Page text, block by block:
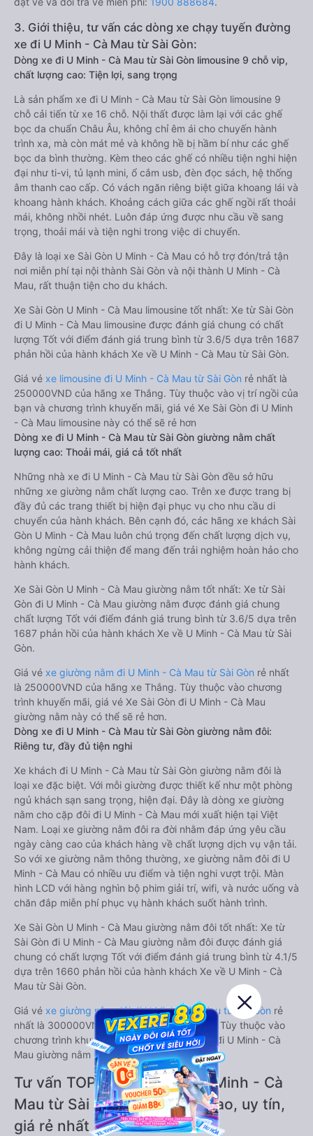
3. Giới thiệu, tư vấn các dòng xe chạy tuyến đường
xe đi U Minh - Cà Mau từ Sài Gòn:
Dòng xe đi U Minh - Cà Mau từ Sài Gòn limousine 9 chỗ vip,
chất lượng cao: Tiện lợi, sang trọng
Là sản phẩm xe đi U Minh - Cà Mau từ Sài Gòn limousine 9
chỗ cải tiến từ xe 16 chỗ. Nội thất được làm lại với các ghế
bọc da chuẩn Châu Âu, không chỉ êm ái cho chuyến hành
trình xa, mà còn mát mẻ và không hề bị hầm bí như các ghế
bọc da bình thường. Kèm theo các ghế có nhiều tiện nghi hiện
đại như ti-vi, tủ lạnh mini, ổ cắm usb, đèn đọc sách, hệ thống
âm thanh cao cấp. Có vách ngăn riêng biệt giữa khoang lái và
khoang hành khách. Khoảng cách giữa các ghế ngồi rất thoải
mái, không nhồi nhét. Luôn đáp ứng được nhu cầu về sang
trọng, thoải mái và tiện nghi trong việc di chuyển.
Đây là loại xe Sài Gòn U Minh - Cà Mau có hỗ trợ đón/trả tận
nơi miễn phí tại nội thành Sài Gòn và nội thành U Minh - Cà
Mau, rất thuận tiện cho du khách.
Xe Sài Gòn U Minh - Cà Mau limousine tốt nhất: Xe từ Sài Gòn
đi U Minh - Cà Mau limousine được đánh giá chung có chất
lượng Tốt với điểm đánh giá trung bình từ 3.6/5 dựa trên 1687
phản hồi của hành khách Xe về U Minh - Cà Mau từ Sài Gòn.
Giá vé xe limousine đi U Minh - Cà Mau từ Sài Gòn rẻ nhất là
250000VND của hãng xe Thắng. Tùy thuộc vào vị trí ngồi của
bạn và chương trình khuyến mãi, giá vé Xe Sài Gòn đi U Minh
- Cà Mau limousine này có thể sẽ rẻ hơn
Dòng xe đi U Minh - Cà Mau từ Sài Gòn giường nằm chất
lượng cao: Thoải mái, giá cả tốt nhất
Những nhà xe đi U Minh - Cà Mau từ Sài Gòn đều sở hữu
những xe giường nằm chất lượng cao. Trên xe được trang bị
đầy đủ các trang thiết bị hiện đại phục vụ cho nhu cầu di
chuyển của hành khách. Bên cạnh đó, các hãng xe khách Sài
Gòn U Minh - Cà Mau luôn chú trọng đến chất lượng dịch vụ,
không ngừng cải thiện để mang đến trải nghiệm hoàn hảo cho
hành khách.
Xe Sài Gòn U Minh - Cà Mau giường nằm tốt nhất: Xe từ Sài
Gòn đi U Minh - Cà Mau giường nằm được đánh giá chung
chất lượng Tốt với điểm đánh giá trung bình từ 3.6/5 dựa trên
1687 phản hồi của hành khách Xe về U Minh - Cà Mau từ Sài
Gòn.
Giá vé xe giường nằm đi U Minh - Cà Mau từ Sài Gòn rẻ nhất
là 250000VND của hãng xe Thắng. Tùy thuộc vào chương
trình khuyến mãi, giá vé Xe Sài Gòn đi U Minh - Cà Mau
giường nằm này có thể sẽ rẻ hơn.
Dòng xe đi U Minh - Cà Mau từ Sài Gòn giường nằm đôi:
Riêng tư, đầy đủ tiện nghi
Xe khách đi U Minh - Cà Mau từ Sài Gòn giường nằm đôi là
loại xe đặc biệt. Với mỗi giường được thiết kế như một phòng
ngủ khách sạn sang trọng, hiện đại. Đây là dòng xe giường
nằm cho cặp đôi đi U Minh - Cà Mau mới xuất hiện tại Việt
Nam. Loại xe giường nằm đôi ra đời nhằm đáp ứng yêu cầu
ngày càng cao của khách hàng về chất lượng dịch vụ vận tải.
So với xe giường nằm thông thường, xe giường nằm đôi đi U
Minh - Cà Mau có nhiều ưu điểm và tiện nghi vượt trội. Màn
hình LCD với hàng nghìn bộ phim giải trí, wifi, và nước uống và
chăn đắp miễn phí phục vụ hành khách suốt hành trình.
Xe Sài Gòn U Minh - Cà Mau giường nằm đôi tốt nhất: Xe từ
Sài Gòn đi U Minh - Cà Mau giường nằm đôi được đánh giá
chung có chất lượng Tốt với điểm đánh giá trung bình từ 4.1/5
dựa trên 1660 phản hồi của hành khách Xe về U Minh - Cà
Mau từ Sài Gòn.
Giá vé xe giường nằm đôi đi U Minh - Cà Mau từ Sài Gòn rẻ
nhất là 300000VND của hãng xe Tuấn Hiệp. Tùy thuộc vào
chương trình khuyến mãi, giá vé Xe Sài Gòn đi U Minh - Cà
Mau giường nằm đôi này có thể sẽ rẻ hơn.
Tư vấn TOP 2 xe khách đi U Minh - Cà
Mau từ Sài Gòn chất lượng cao, uy tín,
giá rẻ nhất 08/2026